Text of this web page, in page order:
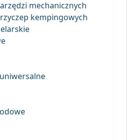
mechanicznych
kempingowych